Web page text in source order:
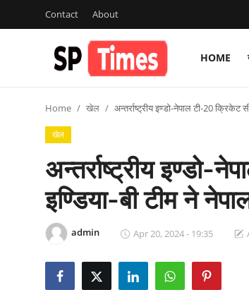
Contact About
HOME
Register
Home खेल अन्तर्राष्ट्रीय इण्डो-नेपाल टी-20 क्रिकेट
खेल
अन्तर्राष्ट्रीय इण्डो-
इण्डिया-बी टीम ने
admin Apr 20, 2024 - 19:35